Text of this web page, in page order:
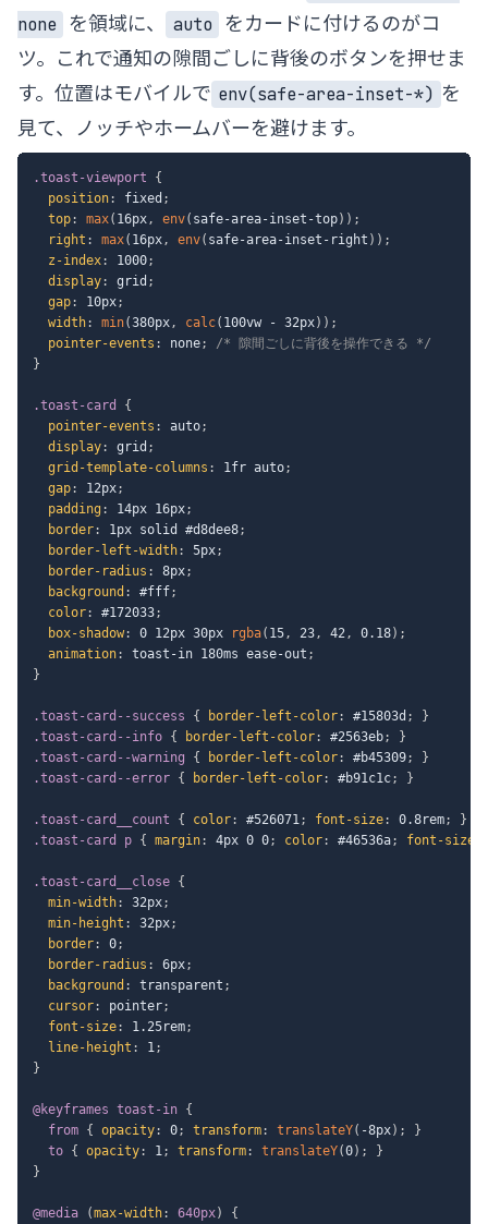
none
を領域に、 auto
をカードに付けるのがコ
ツ。これで通知の隙間ごしに背後のボタンを押せま
す。位置はモバイルで env(safe-area-inset-*) を
見て、ノッチやホームバーを避けます。
.toast-viewport
{
position: fixed ;
top: max( 16px, env( safe-area-inset-top) ) ;
right : max( 16px, env( safe-area-inset-right ) ) ;
z-index: 1000;
display: grid ;
gap: 10px;
width: min(380px, calc( 100vw - 32px) ) ;
pointer-events : none;
/* 隙間ごしに背後を操作できる */
}
.toast-card
{
pointer-events : auto;
display: grid ;
grid-template-columns : 1fr auto;
gap: 12px;
padding: 14px 16px;
border: 1px solid #d8dee8;
border-left-width: 5px;
border-radius : 8px;
background : #fff;
color: #172033;
box-shadow: 0 12px 30px rgba( 15, 23, 42, 0.18) ;
animation: toast-in 180ms ease-out ;
}
.toast-card--success { border-left-color: #15803d ;
}
.toast-card--info { border-left-color: #2563eb;
}
.toast-card--warning
{ border-left-color: #b45309;
}
.toast-card--error { border-left-color: #b91c1c; }
.toast-card__count { color: #526071; font-size: 0.8rem;
}
.toast-card p { margin: 4px 0 0; color: #46536a; font-size
.toast-card__close {
min-width: 32px;
min-height : 32px;
border: 0;
border-radius : 6px;
background : transparent ;
cursor: pointer;
font-size: 1.25rem;
line-height : 1;
}
@keyframes toast-in {
from { opacity: 0; transform: translateY( -8px) ;
}
to { opacity: 1; transform: translateY(0) ;
}
}
@media (max-width: 640px)
{